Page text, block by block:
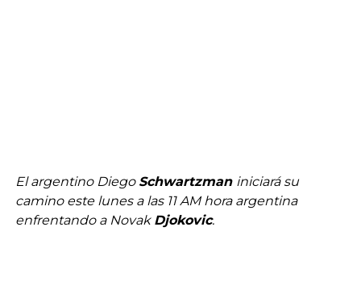
El argentino Diego Schwartzman iniciará su
camino este lunes a las 11 AM hora argentina
enfrentando a Novak Djokovic.